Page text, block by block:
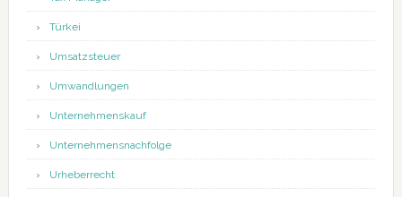
Türkei
Umsatzsteuer
Umwandlungen
Unternehmenskauf
Unternehmensnachfolge
Urheberrecht